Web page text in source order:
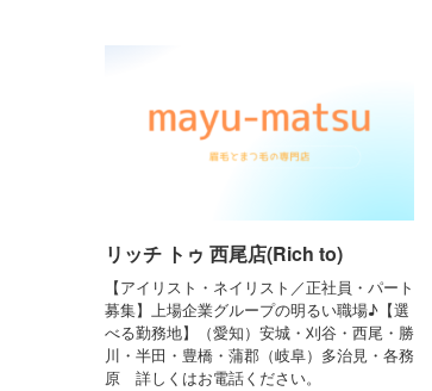
リッチ トゥ 西尾店(Rich to)
【アイリスト・ネイリスト／正社員・パート
募集】上場企業グループの明るい職場♪【選
べる勤務地】（愛知）安城・刈谷・西尾・勝
川・半田・豊橋・蒲郡（岐阜）多治見・各務
原 詳しくはお電話ください。